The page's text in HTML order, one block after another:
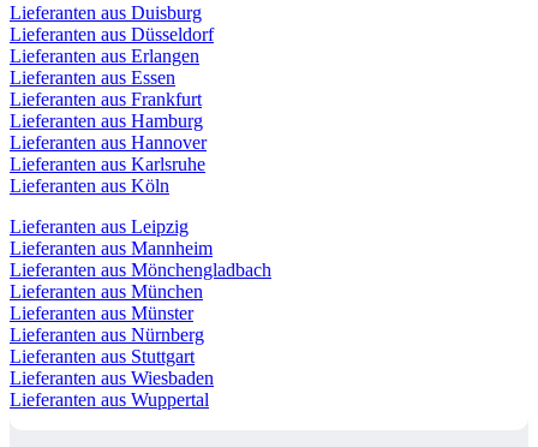
Lieferanten aus Duisburg
Lieferanten aus Düsseldorf
Lieferanten aus Erlangen
Lieferanten aus Essen
Lieferanten aus Frankfurt
Lieferanten aus Hamburg
Lieferanten aus Hannover
Lieferanten aus Karlsruhe
Lieferanten aus Köln
Lieferanten aus Leipzig
Lieferanten aus Mannheim
Lieferanten aus Mönchengladbach
Lieferanten aus München
Lieferanten aus Münster
Lieferanten aus Nürnberg
Lieferanten aus Stuttgart
Lieferanten aus Wiesbaden
Lieferanten aus Wuppertal